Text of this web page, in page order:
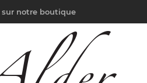
sur notre boutique